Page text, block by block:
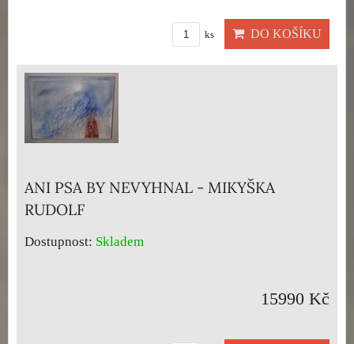
ks DO KOŠÍKU
ANI PSA BY NEVYHNAL - MIKYŠKA
RUDOLF
Dostupnost: Skladem
15990 Kč